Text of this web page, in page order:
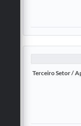
Terceiro Setor /